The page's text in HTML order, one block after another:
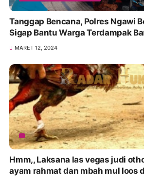
Tanggap Bencana, Polres Ngawi
Sigap Bantu Warga Terdampak
MARET 12, 2024
Hmm,, Laksana las vegas judi
ayam rahmat dan mbah mul loos